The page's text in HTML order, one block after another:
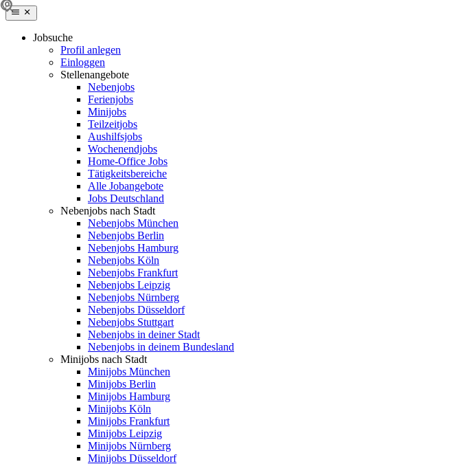
Jobsuche
Profil anlegen
Einloggen
Stellenangebote
Nebenjobs
Ferienjobs
Minijobs
Teilzeitjobs
Aushilfsjobs
Wochenendjobs
Home-Office Jobs
Tätigkeitsbereiche
Alle Jobangebote
Jobs Deutschland
Nebenjobs nach Stadt
Nebenjobs München
Nebenjobs Berlin
Nebenjobs Hamburg
Nebenjobs Köln
Nebenjobs Frankfurt
Nebenjobs Leipzig
Nebenjobs Nürnberg
Nebenjobs Düsseldorf
Nebenjobs Stuttgart
Nebenjobs in deiner Stadt
Nebenjobs in deinem Bundesland
Minijobs nach Stadt
Minijobs München
Minijobs Berlin
Minijobs Hamburg
Minijobs Köln
Minijobs Frankfurt
Minijobs Leipzig
Minijobs Nürnberg
Minijobs Düsseldorf